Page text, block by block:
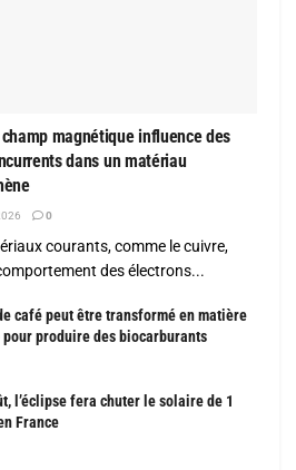
magnétique influence des
dans un matériau
0
courants, comme le cuivre,
des électrons...
café peut être transformé en matière
produire des biocarburants
l’éclipse fera chuter le solaire de 1
France